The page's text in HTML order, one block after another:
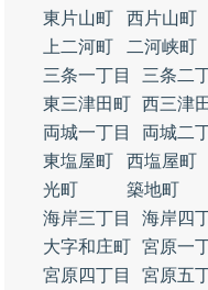
東片山町
西片山町
上二河町
二河峡町
三条一丁目
三条二
東三津田町 西三津
両城一丁目
両城二
東塩屋町
西塩屋町
光町
築地町
海岸三丁目
海岸四
大字和庄町 宮原一
宮原四丁目
宮原五